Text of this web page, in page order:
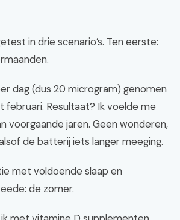
in drie scenario’s. Ten eerste:
dag (dus 20 microgram) genomen
Resultaat? Ik voelde me
voorgaande jaren. Geen wonderen,
de batterij iets langer meeging.
met voldoende slaap en
de zomer.